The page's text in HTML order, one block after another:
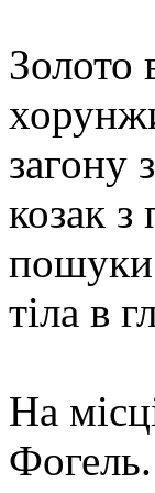
Золото
загону
козак
пошуки
тіла в
На
Фогель.